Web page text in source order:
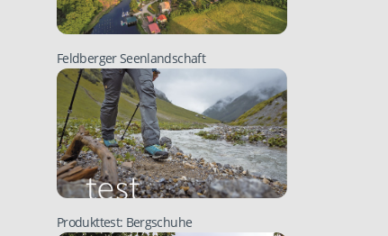
Feldberger Seenlandschaft
Produkttest: Bergschuhe